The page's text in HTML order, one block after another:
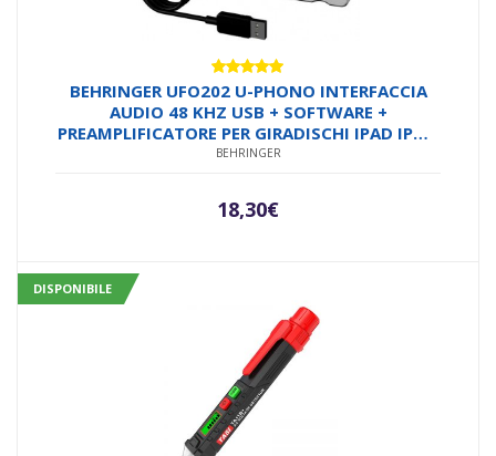
Valutato
5.00su 5
BEHRINGER UFO202 U-PHONO INTERFACCIA
AUDIO 48 KHZ USB + SOFTWARE +
PREAMPLIFICATORE PER GIRADISCHI IPAD IPOD
CON PHONO PREAMP GROUND
BEHRINGER
18,30€
DISPONIBILE